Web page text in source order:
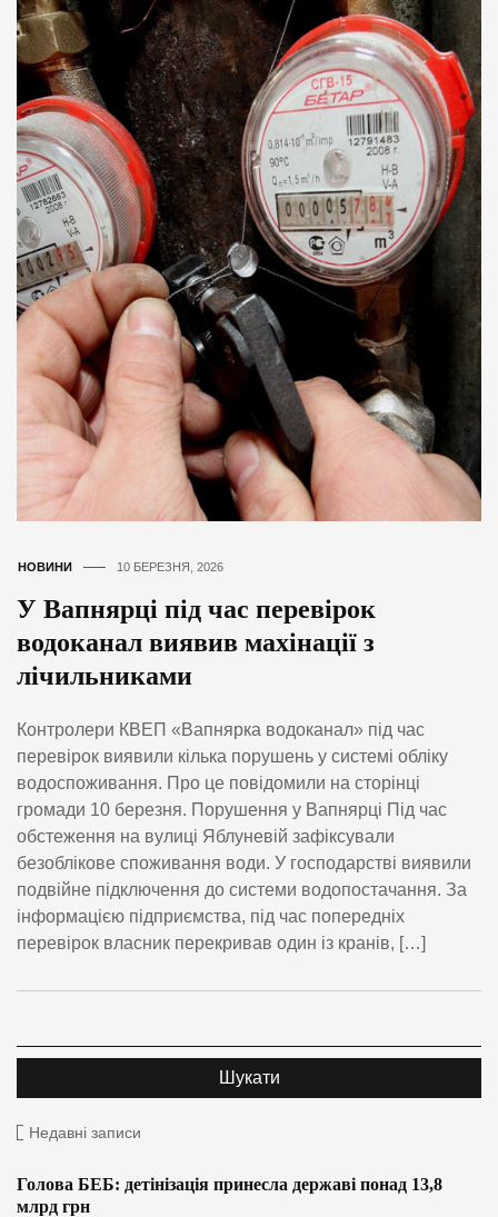
НОВИНИ 10 БЕРЕЗНЯ, 2026
У Вапнярці під час перевірок
водоканал виявив махінації з
лічильниками
Контролери КВЕП «Вапнярка водоканал» під час
перевірок виявили кілька порушень у системі обліку
водоспоживання. Про це повідомили на сторінці
громади 10 березня. Порушення у Вапнярці Під час
обстеження на вулиці Яблуневій зафіксували
безоблікове споживання води. У господарстві виявили
подвійне підключення до системи водопостачання. За
інформацією підприємства, під час попередніх
перевірок власник перекривав один із кранів, […]
Недавні записи
Голова БЕБ: детінізація принесла державі понад 13,8
млрд грн